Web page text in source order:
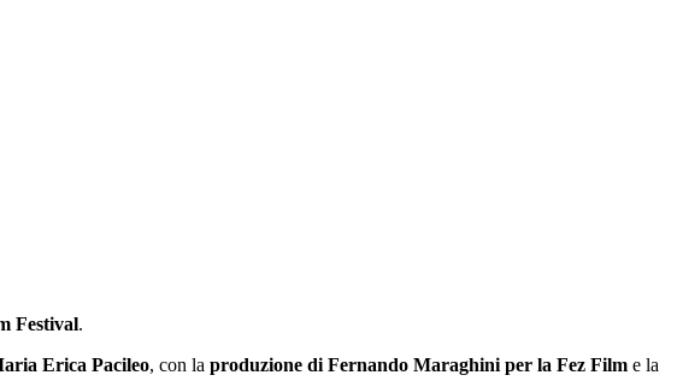
Festival.
Erica Pacileo, con la produzione di Fernando Maraghini per la Fez Film e la